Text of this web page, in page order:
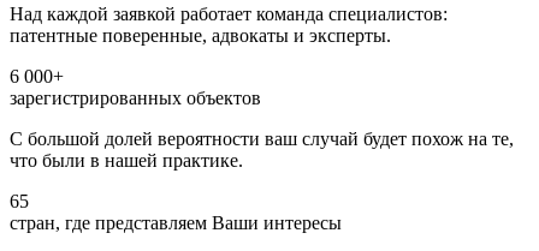
Над каждой заявкой работает команда специалистов:
патентные поверенные, адвокаты и эксперты.
6 000+
зарегистрированных объектов
С большой долей вероятности ваш случай будет похож на те,
что были в нашей практике.
65
стран, где представляем Ваши интересы